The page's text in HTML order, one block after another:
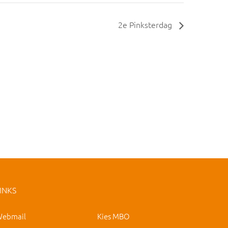
2e Pinksterdag
Kies MBO